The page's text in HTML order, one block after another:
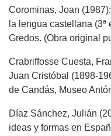
Corominas, Joan
la lengua castellana (3ª
Gredos. (Obra original
Crabriffosse Cuesta,
Juan Cristóbal (1898-
de Candás, Museo
Díaz Sánchez, Julián
ideas y formas en